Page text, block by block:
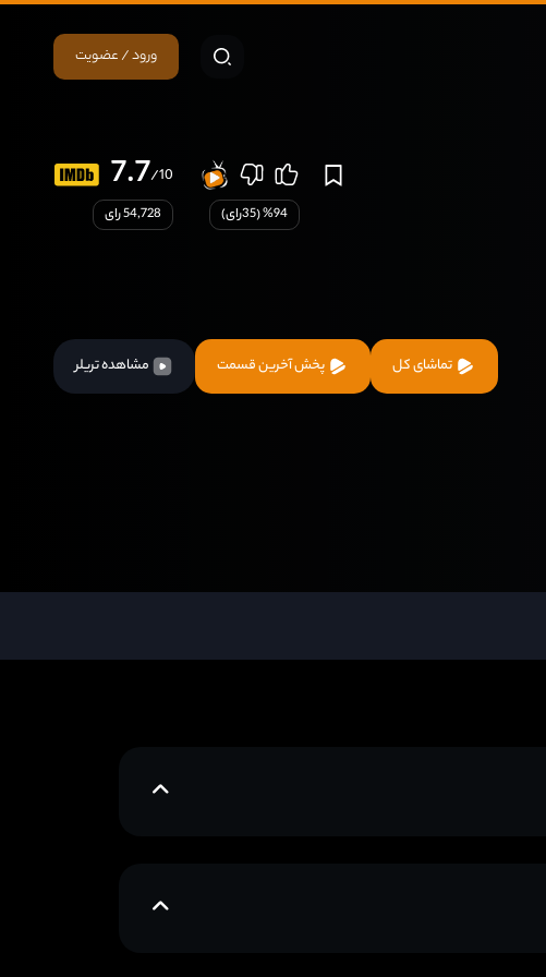
ورود / عضویت
7.7/10
54,728 رای 94
% (
35رای)
تماشای کل پخش آخرین قسمت مشاهده تریلر